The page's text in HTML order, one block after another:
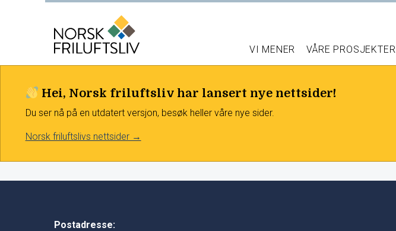
Hei, Norsk friluftsliv har lansert nye nettsider!
Du ser nå på en utdatert versjon, besøk heller våre nye sider.
Norsk friluftslivs nettsider →
VI MENER VÅRE PROSJEKTER
Postadresse: